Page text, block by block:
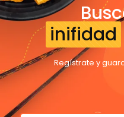
inifidad
Regístrate y